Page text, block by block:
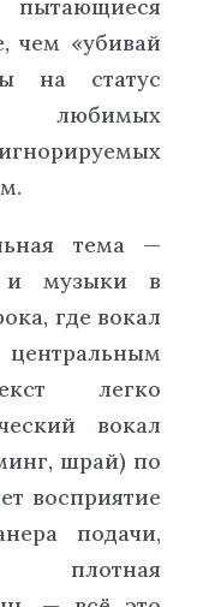
пытающиеся
чем «убивай
на статус
любимых
тема —
и музыки в
где вокал
легко
вокал
шрай) по
восприятие
подачи,
плотная